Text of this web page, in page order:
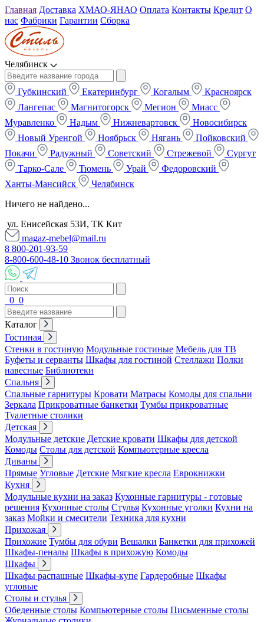
Главная Доставка ХМАО-ЯНАО Оплата Контакты Кредит О
нас Фабрики Гарантии Сборка
Челябинск
Губкинский Екатеринбург Когалым
Красноярск
Лангепас
Магнитогорск Мегион
Миасс
Муравленко
Надым Нижневартовск
Новосибирск
Новый Уренгой
Ноябрьск Нягань
Пойковский
Покачи
Радужный Советский Стрежевой
Сургут
Тарко-Сале
Тюмень Урай
Федоровский
Ханты-Мансийск
Челябинск
Ничего не найдено...
ул. Енисейская 53И, ТК Кит
magaz-mebel@mail.ru
8 800-201-93-59
8-800-600-48-10 Звонок бесплатный
0 0
Каталог
Гостиная
Стенки в гостиную Модульные гостиные Мебель для ТВ
Буфеты и серванты Шкафы для гостиной Стеллажи Полки
навесные Библиотеки
Спальня
Спальные гарнитуры Кровати Матрасы Комоды для спальни
Зеркала Прикроватные банкетки Тумбы прикроватные
Туалетные столики
Детская
Модульные детские Детские кровати Шкафы для детской
Комоды Столы для детской Компьютерные кресла
Диваны
Прямые Угловые Детские Мягкие кресла Еврокнижки
Кухня
Модульные кухни на заказ Кухонные гарнитуры - готовые
решения Кухонные столы Стулья Кухонные уголки Кухни на
заказ Мойки и смесители Техника для кухни
Прихожая
Прихожие Тумбы для обуви Вешалки Банкетки для прихожей
Шкафы-пеналы Шкафы в прихожую Комоды
Шкафы
Шкафы распашные Шкафы-купе Гардеробные Шкафы
угловые
Столы и стулья
Обеденные столы Компьютерные столы Письменные столы